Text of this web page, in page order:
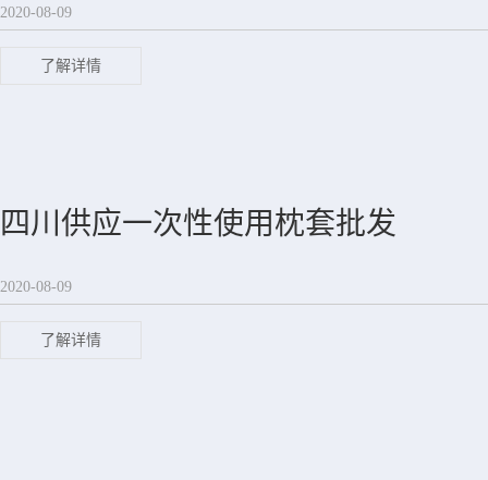
2020-08-09
了解详情
四川供应一次性使用枕套批发
2020-08-09
了解详情